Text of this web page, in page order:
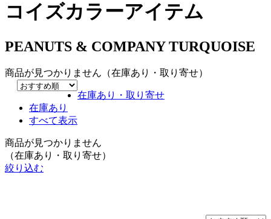
コイズカラーアイテム
PEANUTS & COMPANY TURQUOISE
商品が見つかりません（在庫あり・取り寄せ）
在庫あり・取り寄せ
在庫あり
すべて表示
商品が見つかりません
（在庫あり・取り寄せ）
絞り込む